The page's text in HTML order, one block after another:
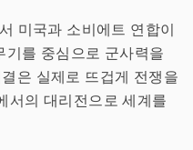
미국과 소비에트 연합이
를 중심으로 군사력을
은 실제로 뜨겁게 전쟁을
서의 대리전으로 세계를